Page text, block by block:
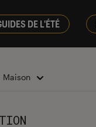
DE L'ÉTÉ
Maison